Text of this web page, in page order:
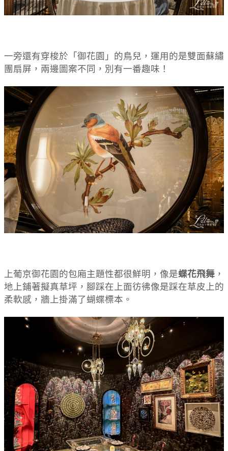
一旁還有穿梭於「御花園」的鳥兒，運用的是雙面蘇繡
團扇屏，兩邊圖案不同，別有一番趣味！
上葡京御花園的包廂主題性都很鮮明，像是蝶花飛舞 ，
地上鋪著擬真草坪，腳踩在上面彷彿像是踩在草皮上的
柔軟感，牆上掛滿了蝴蝶標本。